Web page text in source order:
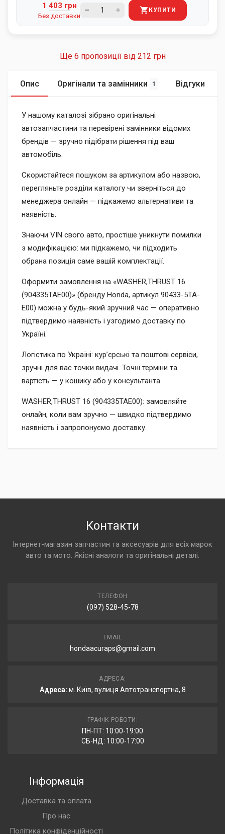
1 403 грн
Без доставки
КУПИТИ
Ще 6 пропозиції від 212 грн
Опис Оригінали та замінники 1 Відгуки
У нашому каталозі зібрано оригінальні
автозапчастини та перевірені замінники відомих
брендів — зручно підібрати рішення під ваш
автомобіль.
Скористайтеся пошуком за артикулом або назвою,
перегляньте розділи каталогу чи зверніться до
менеджера онлайн — підкажемо альтернативи та
наявність.
Знаючи VIN свого авто, простіше уникнути помилки
з модифікацією: ми підкажемо, чи підходить
обрана позиція саме вашій комплектації.
Оформити замовлення на «WASHER,THRUST 16
(904335TAE00)» (бренду Honda, артикул 90433-5TA-
E00) можна у будь-який зручний час — оперативно
підтвердимо наявність і узгодимо доставку по
Україні.
Логістика по Україні: кур’єрські та поштові сервіси,
зручні для вас точки видачі. Точні терміни та
вартість — у кошику або у консультанта.
WASHER,THRUST 16 (904335TAE00): замовляйте
онлайн, коли вам зручно — швидко підтвердимо
наявність і запропонуємо доставку.
Контакти
Інтернет-магазин запчастин та аксесуарів для всіх марок
авто та мото. Якісні аналоги та оригінальні деталі.
ТЕЛЕФОН
(097) 528-45-78
EMAIL
hondaacuraps@gmail.com
АДРЕСА:
Адреса: м. Київ, вулиця Автотранспортна, 8
ГРАФІК РОБОТИ:
ПН-ПТ: 10:00-19:00
СБ-НД: 10:00-17:00
Інформація
Доставка та оплата
Про нас
Політика конфіденційності